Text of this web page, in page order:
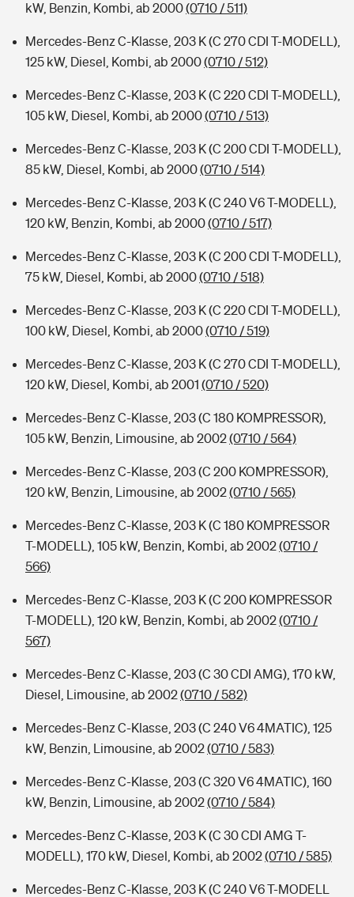
kW, Benzin, Kombi, ab 2000(0710 / 511)
Mercedes-Benz C-Klasse, 203 K (C 270 CDI T-MODELL),
125 kW, Diesel, Kombi, ab 2000(0710 / 512)
Mercedes-Benz C-Klasse, 203 K (C 220 CDI T-MODELL),
105 kW, Diesel, Kombi, ab 2000(0710 / 513)
Mercedes-Benz C-Klasse, 203 K (C 200 CDI T-MODELL),
85 kW, Diesel, Kombi, ab 2000(0710 / 514)
Mercedes-Benz C-Klasse, 203 K (C 240 V6 T-MODELL),
120 kW, Benzin, Kombi, ab 2000(0710 / 517)
Mercedes-Benz C-Klasse, 203 K (C 200 CDI T-MODELL),
75 kW, Diesel, Kombi, ab 2000(0710 / 518)
Mercedes-Benz C-Klasse, 203 K (C 220 CDI T-MODELL),
100 kW, Diesel, Kombi, ab 2000(0710 / 519)
Mercedes-Benz C-Klasse, 203 K (C 270 CDI T-MODELL),
120 kW, Diesel, Kombi, ab 2001 (0710 / 520)
Mercedes-Benz C-Klasse, 203 (C 180 KOMPRESSOR),
105 kW, Benzin, Limousine, ab 2002(0710 / 564)
Mercedes-Benz C-Klasse, 203 (C 200 KOMPRESSOR),
120 kW, Benzin, Limousine, ab 2002(0710 / 565)
Mercedes-Benz C-Klasse, 203 K (C 180 KOMPRESSOR
T-MODELL), 105 kW, Benzin, Kombi, ab 2002(0710 /
566)
Mercedes-Benz C-Klasse, 203 K (C 200 KOMPRESSOR
T-MODELL), 120 kW, Benzin, Kombi, ab 2002(0710 /
567)
Mercedes-Benz C-Klasse, 203 (C 30 CDI AMG), 170 kW,
Diesel, Limousine, ab 2002(0710 / 582)
Mercedes-Benz C-Klasse, 203 (C 240 V6 4MATIC), 125
kW, Benzin, Limousine, ab 2002(0710 / 583)
Mercedes-Benz C-Klasse, 203 (C 320 V6 4MATIC), 160
kW, Benzin, Limousine, ab 2002(0710 / 584)
Mercedes-Benz C-Klasse, 203 K (C 30 CDI AMG T-
MODELL), 170 kW, Diesel, Kombi, ab 2002(0710 / 585)
Mercedes-Benz C-Klasse, 203 K (C 240 V6 T-MODELL